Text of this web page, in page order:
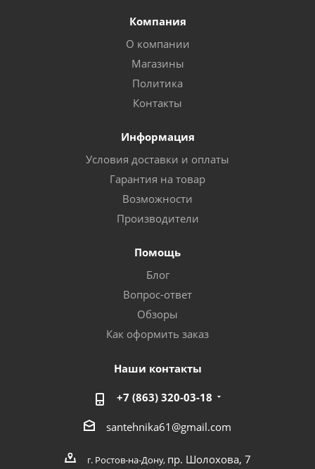
Компания
О компании
Магазины
Политика
Контакты
Информация
Условия доставки и оплаты
Гарантия на товар
Возможности
Производители
Помощь
Блог
Вопрос-ответ
Обзоры
Как оформить заказ
Наши контакты
+7 (863) 320-03-18
santehnika61@gmail.com
г. Ростов-на-Дону, пр. Шолохова, 7